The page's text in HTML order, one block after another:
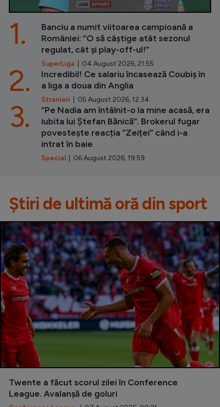
Banciu a numit viitoarea campioană a
României: ”O să câștige atât sezonul
regulat, cât și play-off-ul!”
SuperLiga | 04 August 2026, 21:55
1.
Incredibil! Ce salariu încasează Coubiș în
a liga a doua din Anglia
Stranieri | 05 August 2026, 12:34
2.
”Pe Nadia am întâlnit-o la mine acasă, era
iubita lui Ștefan Bănică”. Brokerul fugar
povestește reacția ”Zeiței” când i-a
intrat în baie
Special | 06 August 2026, 19:59
3.
Știri de ultimă oră din sport
Twente a făcut scorul zilei în Conference
League. Avalanșă de goluri